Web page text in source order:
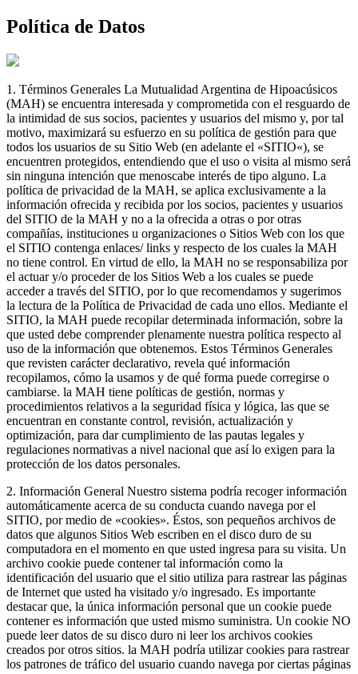
Política de Datos
1. Términos Generales La Mutualidad Argentina de Hipoacúsicos
(MAH) se encuentra interesada y comprometida con el resguardo de
la intimidad de sus socios, pacientes y usuarios del mismo y, por tal
motivo, maximizará su esfuerzo en su política de gestión para que
todos los usuarios de su Sitio Web (en adelante el «SITIO«), se
encuentren protegidos, entendiendo que el uso o visita al mismo será
sin ninguna intención que menoscabe interés de tipo alguno. La
política de privacidad de la MAH, se aplica exclusivamente a la
información ofrecida y recibida por los socios, pacientes y usuarios
del SITIO de la MAH y no a la ofrecida a otras o por otras
compañías, instituciones u organizaciones o Sitios Web con los que
el SITIO contenga enlaces/ links y respecto de los cuales la MAH
no tiene control. En virtud de ello, la MAH no se responsabiliza por
el actuar y/o proceder de los Sitios Web a los cuales se puede
acceder a través del SITIO, por lo que recomendamos y sugerimos
la lectura de la Política de Privacidad de cada uno ellos. Mediante el
SITIO, la MAH puede recopilar determinada información, sobre la
que usted debe comprender plenamente nuestra política respecto al
uso de la información que obtenemos. Estos Términos Generales
que revisten carácter declarativo, revela qué información
recopilamos, cómo la usamos y de qué forma puede corregirse o
cambiarse. la MAH tiene políticas de gestión, normas y
procedimientos relativos a la seguridad física y lógica, las que se
encuentran en constante control, revisión, actualización y
optimización, para dar cumplimiento de las pautas legales y
regulaciones normativas a nivel nacional que así lo exigen para la
protección de los datos personales.
2. Información General Nuestro sistema podría recoger información
automáticamente acerca de su conducta cuando navega por el
SITIO, por medio de «cookies». Éstos, son pequeños archivos de
datos que algunos Sitios Web escriben en el disco duro de su
computadora en el momento en que usted ingresa para su visita. Un
archivo cookie puede contener tal información como la
identificación del usuario que el sitio utiliza para rastrear las páginas
de Internet que usted ha visitado y/o ingresado. Es importante
destacar que, la única información personal que un cookie puede
contener es información que usted mismo suministra. Un cookie NO
puede leer datos de su disco duro ni leer los archivos cookies
creados por otros sitios. la MAH podría utilizar cookies para rastrear
los patrones de tráfico del usuario cuando navega por ciertas páginas